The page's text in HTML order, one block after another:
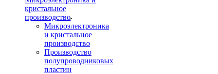
кристальное
производство
Микроэлектроника
и кристальное
производство
Производство
полупроводниковых
пластин